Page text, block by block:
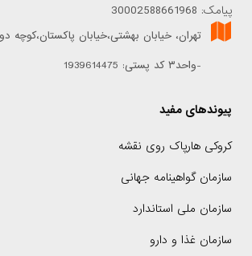
پیامک: 30002588661968
-واحد۳ کد پستی: 1939614475
پیوندهای مفید
کروکی هارپاک روی نقشه
سازمان گواهینامه جهانی
سازمان ملی استاندارد
سازمان غذا و دارو